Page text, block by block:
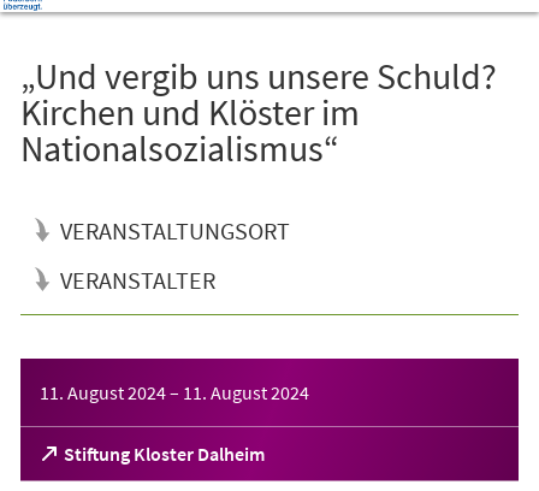
„Und vergib uns unsere Schuld?
Kirchen und Klöster im
Nationalsozialismus“
VERANSTALTUNGSORT
VERANSTALTER
11. August 2024– 11. August 2024
Stiftung Kloster Dalheim
(Öffnet
in